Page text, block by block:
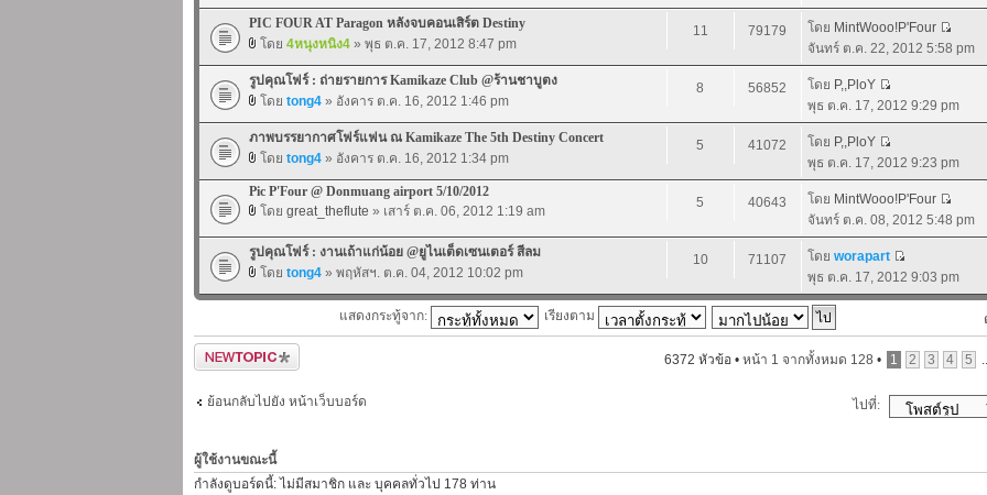
PIC FOUR AT Paragon หลังจบคอนเสิร์ต Destiny
โดย 4หนุงหนิง4 » พุธ ต.ค. 17, 2012 8:47 pm
11 79179 โดย MintWooo!P'Four
จันทร์ ต.ค. 22, 2012 5:58 pm
รูปคุณโฟร์ : ถ่ายรายการ Kamikaze Club @ร้านชาบูตง
โดย tong4 » อังคาร ต.ค. 16, 2012 1:46 pm
8 56852 โดย P,,PloY
พุธ ต.ค. 17, 2012 9:29 pm
ภาพบรรยากาศโฟร์แฟน ณ Kamikaze The 5th Destiny Concert
โดย tong4 » อังคาร ต.ค. 16, 2012 1:34 pm
5 41072 โดย P,,PloY
พุธ ต.ค. 17, 2012 9:23 pm
Pic P'Four @ Donmuang airport 5/10/2012
โดย great_theflute » เสาร์ ต.ค. 06, 2012 1:19 am
5 40643 โดย MintWooo!P'Four
จันทร์ ต.ค. 08, 2012 5:48 pm
รูปคุณโฟร์ : งานเถ้าแก่น้อย @ยูไนเต็ดเซนเตอร์ สีลม
โดย tong4 » พฤหัสฯ. ต.ค. 04, 2012 10:02 pm
10 71107 โดย worapart
พุธ ต.ค. 17, 2012 9:03 pm
แสดงกระทู้จาก: เรียงตาม
ตั้งกระทู้ใหม่ 6372 หัวข้อ • หน้า 1 จากทั้งหมด 128 • 1 2 3 4 5
ย้อนกลับไปยัง หน้าเว็บบอร์ด ไปที่:
ผู้ใช้งานขณะนี้
กำลังดูบอร์ดนี้: ไม่มีสมาชิก และ บุคคลทั่วไป 178 ท่าน